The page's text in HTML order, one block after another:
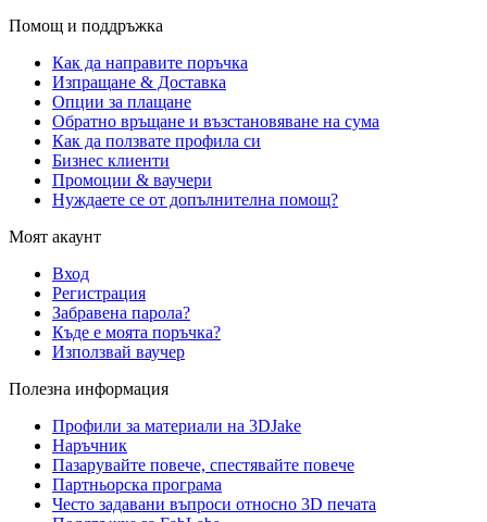
Помощ и поддръжка
Как да направите поръчка
Изпращане & Доставка
Опции за плащане
Обратно връщане и възстановяване на сума
Как да ползвате профила си
Бизнес клиенти
Промоции & ваучери
Нуждаете се от допълнителна помощ?
Моят акаунт
Вход
Регистрация
Забравена парола?
Къде е моята поръчка?
Използвай ваучер
Полезна информация
Профили за материали на 3DJake
Наръчник
Пазарувайте повече, спестявайте повече
Партньорска програма
Често задавани въпроси относно 3D печата